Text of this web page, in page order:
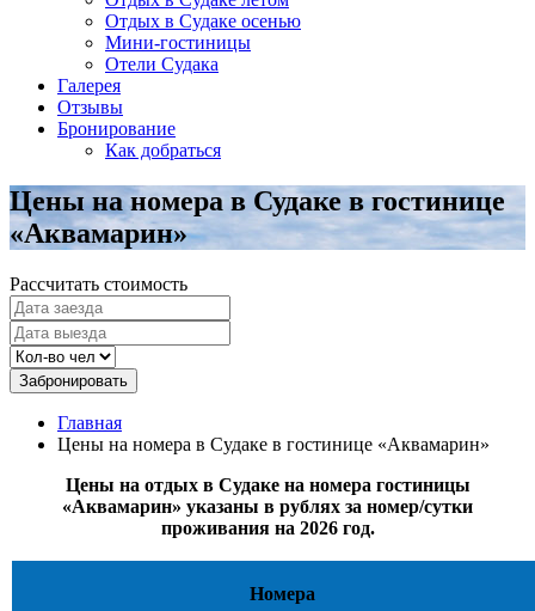
Отдых в Судаке осенью
Мини-гостиницы
Отели Судака
Галерея
Отзывы
Бронирование
Как добраться
Цены на номера в Судаке в гостинице
«Аквамарин»
Рассчитать стоимость
Забронировать
Главная
Цены на номера в Судаке в гостинице «Аквамарин»
Цены на отдых в Судаке на номера гостиницы
«Аквамарин» указаны в рублях за номер/сутки
проживания на 2026 год.
Номера